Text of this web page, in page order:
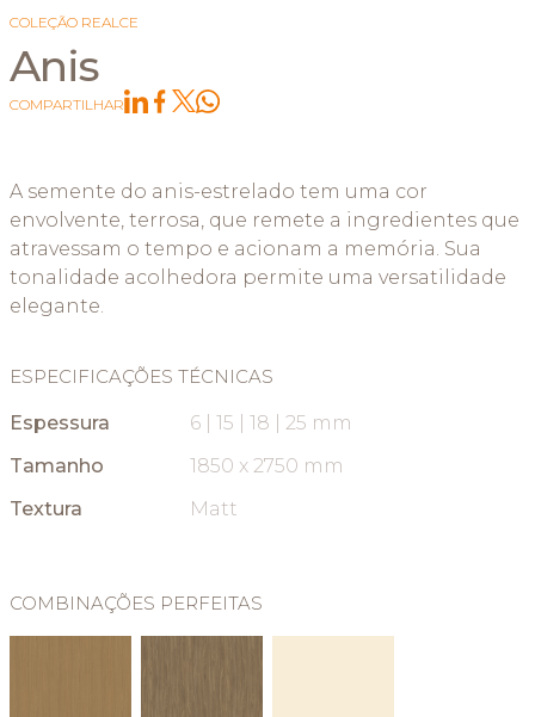
COLEÇÃO REALCE
Anis
COMPARTILHAR
A semente do anis-estrelado tem uma cor
envolvente, terrosa, que remete a ingredientes que
atravessam o tempo e acionam a memória. Sua
tonalidade acolhedora permite uma versatilidade
elegante.
ESPECIFICAÇÕES TÉCNICAS
Espessura
6 | 15 | 18 | 25 mm
Tamanho
1850 x 2750 mm
Textura
Matt
COMBINAÇÕES PERFEITAS